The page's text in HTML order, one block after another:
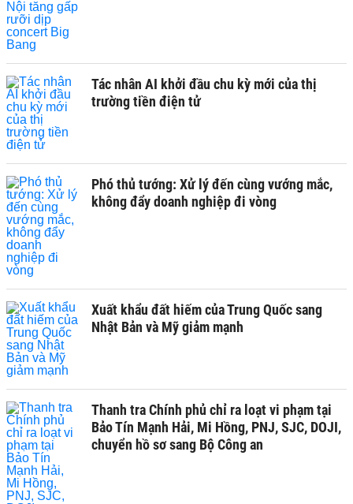
Tác nhân AI khởi đầu chu kỳ mới của thị
trường tiền điện tử
Phó thủ tướng: Xử lý đến cùng vướng mắc,
không đẩy doanh nghiệp đi vòng
Xuất khẩu đất hiếm của Trung Quốc sang
Nhật Bản và Mỹ giảm mạnh
Thanh tra Chính phủ chỉ ra loạt vi phạm tại
Bảo Tín Mạnh Hải, Mi Hồng, PNJ, SJC, DOJI,
chuyển hồ sơ sang Bộ Công an